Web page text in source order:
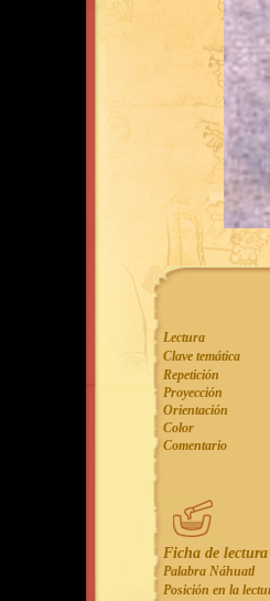
Lectura
Clave temática
Repetición
Proyección
Orientación
Color
Comentario
Ficha de
Palabra Náhuatl
Posición en la